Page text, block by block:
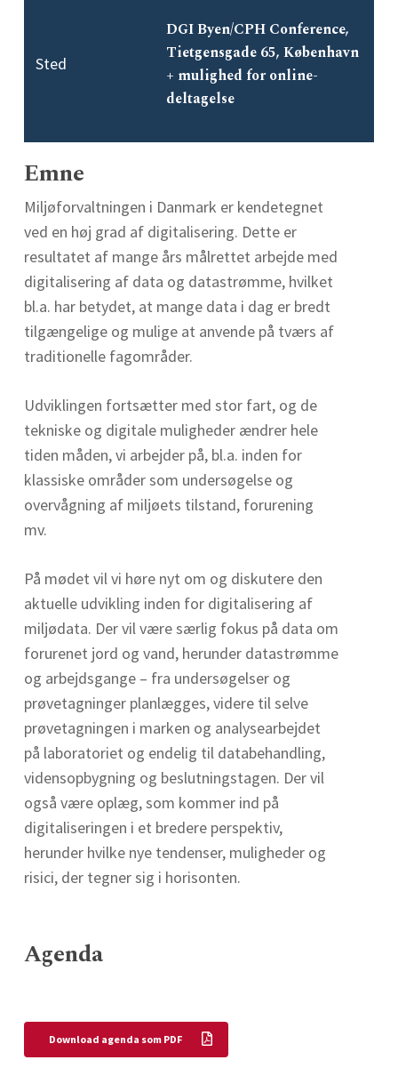
Sted
DGI Byen/CPH Conference,
Tietgensgade 65, København
+ mulighed for online-
deltagelse
Emne
Miljøforvaltningen i Danmark er kendetegnet
ved en høj grad af digitalisering. Dette er
resultatet af mange års målrettet arbejde med
digitalisering af data og datastrømme, hvilket
bl.a. har betydet, at mange data i dag er bredt
tilgængelige og mulige at anvende på tværs af
traditionelle fagområder.
Udviklingen fortsætter med stor fart, og de
tekniske og digitale muligheder ændrer hele
tiden måden, vi arbejder på, bl.a. inden for
klassiske områder som undersøgelse og
overvågning af miljøets tilstand, forurening
mv.
På mødet vil vi høre nyt om og diskutere den
aktuelle udvikling inden for digitalisering af
miljødata. Der vil være særlig fokus på data om
forurenet jord og vand, herunder datastrømme
og arbejdsgange – fra undersøgelser og
prøvetagninger planlægges, videre til selve
prøvetagningen i marken og analysearbejdet
på laboratoriet og endelig til databehandling,
vidensopbygning og beslutningstagen. Der vil
også være oplæg, som kommer ind på
digitaliseringen i et bredere perspektiv,
herunder hvilke nye tendenser, muligheder og
risici, der tegner sig i horisonten.
Agenda
Download agenda som PDF